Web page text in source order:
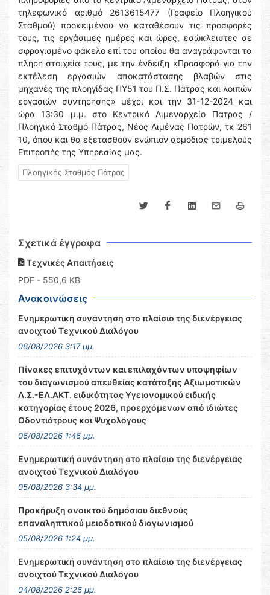
τηλεφωνικό αριθμό 2613615477 (Γραφείο Πλοηγικού
Σταθμού) προκειμένου να καταθέσουν τις προσφορές
τους, τις εργάσιμες ημέρες και ώρες, εσώκλειστες σε
σφραγισμένο φάκελο επί του οποίου θα αναγράφονται τα
πλήρη στοιχεία τους, με την ένδειξη «Προσφορά για την
εκτέλεση εργασιών αποκατάστασης βλαβών στις
μηχανές της πλοηγίδας ΠΥ51 του Π.Σ. Πάτρας και λοιπών
εργασιών συντήρησης» μέχρι και την 31-12-2024 και
ώρα 13:30 μ.μ. στο Κεντρικό Λιμεναρχείο Πάτρας /
Πλοηγικό Σταθμό Πάτρας, Νέος Λιμένας Πατρών, τκ 261
10, όπου και θα εξετασθούν ενώπιον αρμόδιας τριμελούς
Επιτροπής της Υπηρεσίας μας.
Πλοηγικός Σταθμός Πάτρας
Σχετικά έγγραφα
Τεχνικές Απαιτήσεις
PDF - 550,6 KB
Ανακοινώσεις
Ενημερωτική συνάντηση στο πλαίσιο της διενέργειας
ανοιχτού Τεχνικού Διαλόγου
06/08/2026 3:17 μμ.
Πίνακες επιτυχόντων και επιλαχόντων υποψηφίων
του διαγωνισμού απευθείας κατάταξης Αξιωματικών
Λ.Σ.-ΕΛ.ΑΚΤ. ειδικότητας Υγειονομικού ειδικής
κατηγορίας έτους 2026, προερχόμενων από ιδιώτες
Οδοντιάτρους και Ψυχολόγους
06/08/2026 1:46 μμ.
Ενημερωτική συνάντηση στο πλαίσιο της διενέργειας
ανοιχτού Τεχνικού Διαλόγου
05/08/2026 3:34 μμ.
Προκήρυξη ανοικτού δημόσιου διεθνούς
επαναληπτικού μειοδοτικού διαγωνισμού
05/08/2026 1:24 μμ.
Ενημερωτική συνάντηση στο πλαίσιο της διενέργειας
ανοιχτού Τεχνικού Διαλόγου
04/08/2026 2:26 μμ.